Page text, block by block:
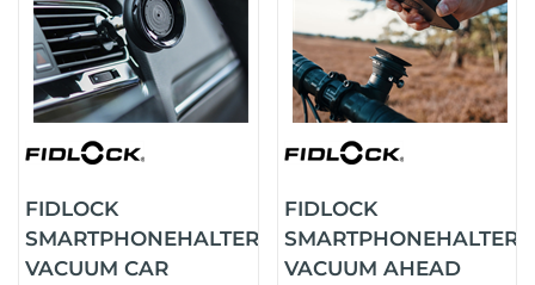
FIDLOCK
SMARTPHONEHALTER
VACUUM CAR
FIDLOCK
SMARTPHONEHALTER
VACUUM AHEAD